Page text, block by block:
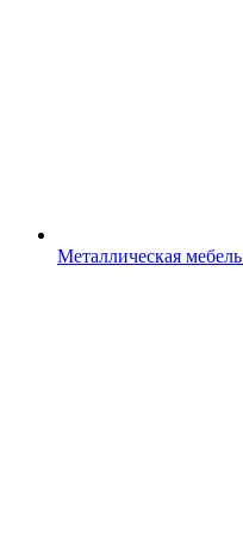
Металлическая мебель